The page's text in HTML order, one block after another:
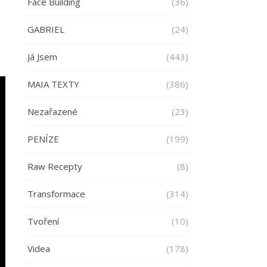
GABRIEL (24)
Já Jsem (443)
MAIA TEXTY (386)
Nezařazené (23)
PENÍZE (199)
Raw Recepty (8)
Transformace (314)
Tvoření (10)
Videa (178)